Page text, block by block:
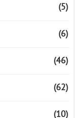
(5)
(6)
(46)
(62)
(10)